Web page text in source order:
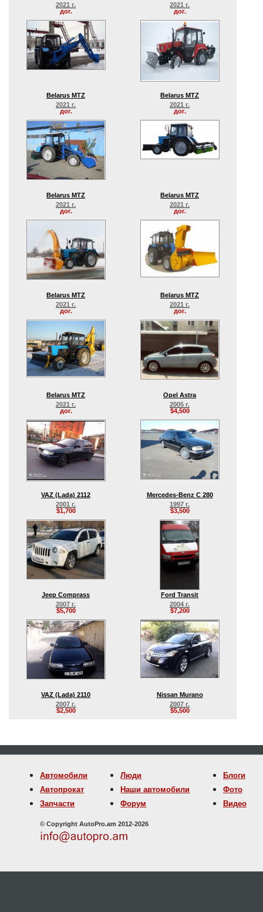
2021 г.
дог.
2021 г.
дог.
Belarus MTZ
2021 г.
дог.
Belarus MTZ
2021 г.
дог.
Belarus MTZ
2021 г.
дог.
Belarus MTZ
2021 г.
дог.
Belarus MTZ
2021 г.
дог.
Belarus MTZ
2021 г.
дог.
Belarus MTZ
2021 г.
дог.
Opel Astra
2005 г.
$4,500
VAZ (Lada) 2112
2001 г.
$1,700
Mercedes-Benz C 280
1997 г.
$3,500
Jeep Comprass
2007 г.
$5,700
Ford Transit
2004 г.
$7,200
VAZ (Lada) 2110
2007 г.
$2,500
Nissan Murano
2007 г.
$5,500
Автомобили
Автопрокат
Запчасти
Люди
Наши автомобили
Форум
Блоги
Фото
Видео
© Copyright AutoPro.am 2012-2026